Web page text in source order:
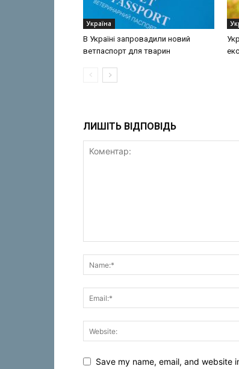
Україна
В Україні запровадили новий
ветпаспорт для тварин
ЛИШІТЬ ВІДПОВІДЬ
Save my name, email, and website